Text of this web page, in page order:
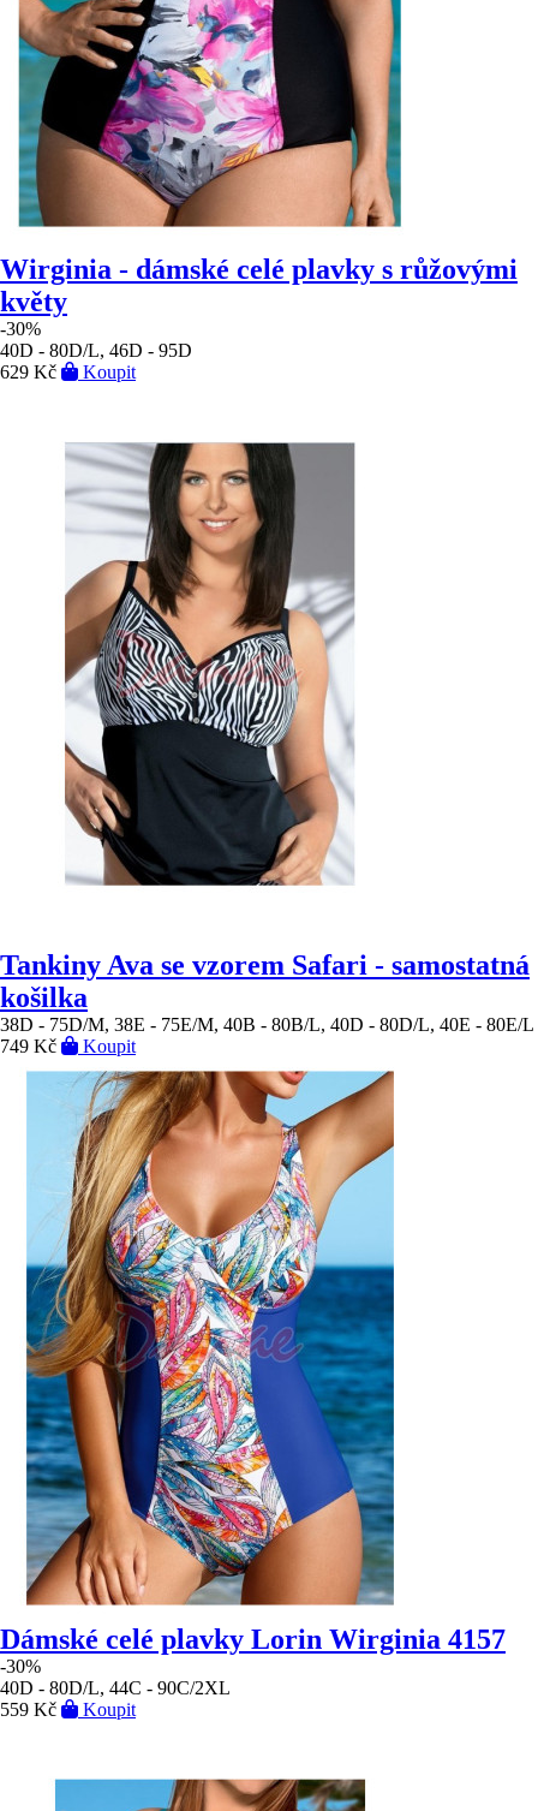
Wirginia - dámské celé plavky s růžovými
květy
-30%
40D - 80D/L, 46D - 95D
629 Kč
Koupit
Tankiny Ava se vzorem Safari - samostatná
košilka
38D - 75D/M, 38E - 75E/M, 40B - 80B/L, 40D - 80D/L, 40E - 80E/L
749 Kč
Koupit
Dámské celé plavky Lorin Wirginia 4157
-30%
40D - 80D/L, 44C - 90C/2XL
559 Kč
Koupit